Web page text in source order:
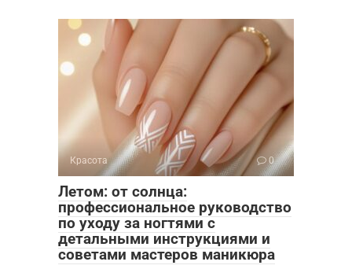
Красота 0
Летом: от солнца:
профессиональное руководство
по уходу за ногтями с
детальными инструкциями и
советами мастеров маникюра